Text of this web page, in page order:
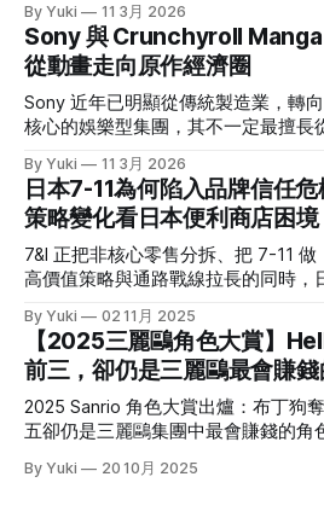
令其備感壓力的強勁對手——しまむら。 這家曾被視
氣平價服飾店」的品牌，為什麼能連五年
まむら這個名字，可能一時間會不知
「思夢樂」，那大家應該就有印象了
司就是しまむら集團。翻看其最新一
5 年新高，一年約 6,600 億日幣的規
日本 20-30歲女生喜歡的平價品牌調
至不輸 UNIQLO。 可以說，現在的しまむら跟我腦海中的「平
價＋基本款」差很多，不只一堆聯名
「老氣」，重點是價格依然友善。 究竟しまむら是靠著什麼
樣的商業模式在競爭激烈的日本服飾
麼樣的經營策略屢屢能夠在日本社群上掀起
將帶大家解析しまむら集團背後的故事。 しまむら到底
家什麼樣的公司？
By Yuki 11 3月 2026
Sony 與 Crunchyroll Manga
從動畫走向原作經濟圈
Sony 近年已明顯從傳統製造業，轉
核心的娛樂型集團，其不一定最擅長
2021年，Sony 收購美國的
Funimation 合併，之後其逐漸成為日
串流平台之一。意識到近年動畫粉反
後，Crunchyroll 在去年 10 月正式於
Crunchyroll Manga。 ◎本文重點 * Sony 近年已明顯轉型為娛
讓它更有能力透過投資、併購與整合
日本 IP 出海雖然常靠動畫打開知名
不完整；海外很多觀眾看得到動畫，
熱度停在平台外，甚至流向盜版。 * Crunchyroll Manga 的意
義，不只是多一個漫畫功能，
By Yuki 11 3月 2026
日本7-11為何陷入品牌信任
策略變化看日本便利商店困境
7&I 正把非核心零售分拆、把 7-11
高價值策略與通路戰線拉長的同時，
年秋冬商品起，7&I控股旗下的伊藤
堂）將正式停止與日本服飾大廠
年的策略聯盟。 但早在今年3月，7&I 就已宣布將旗下非便利
商店相關事業獨立切割，設立新公司
華堂即是被切割的核心對象之一，這
了因應加拿大便利商巨頭 ACT（
可能的收購案，提前做出業務清理與專
By Yuki 02 11月 2025
【2025三麗鷗角色大賞】
前三，卻仍是三麗鷗最會賺錢
2025 Sanrio 角色大賞出爐：布丁狗
五卻仍是三麗鷗集團中最會賺錢的角
今年的三麗鷗角色大賞由布丁狗擠下
By Yuki 20 10月 2025